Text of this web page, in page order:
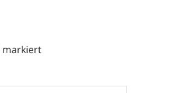
markiert